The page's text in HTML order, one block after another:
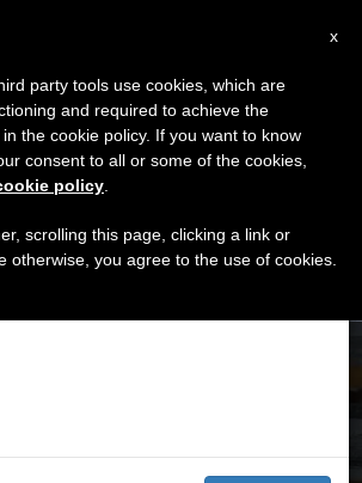
9th, 2017
Cracovia entregan la cruz a los jóvenes
×
al 7 de agosto haremos la pausa
que en el periodo de verano
informaciones y también el
x
party tools use cookies, which are
and required to achieve the
the cookie policy. If you want to know
consent to all or some of the cookies,
policy
scrolling this page, clicking a link or
otherwise, you agree to the use of cookies.